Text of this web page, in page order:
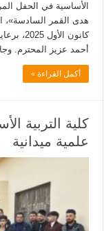
الأساسية في الحفل
كانون
أحمد عزيز المحترم.
أكمل القراءة »
كلية التربية
علمية ميدانية